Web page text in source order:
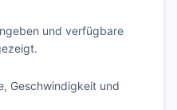
und verfügbare
Geschwindigkeit und